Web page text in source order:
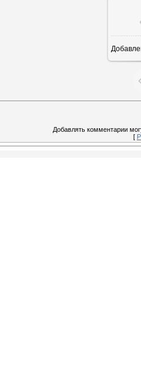
Добавлять комментарии
[